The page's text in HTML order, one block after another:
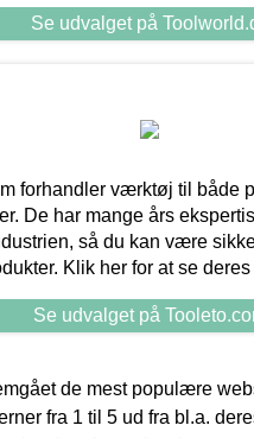
Se udvalget på
forhandler værktøj til både
De har mange års
så du kan være
Klik her for at se
Se udvalget på
de mest populære
fra 1 til 5 ud fra bl.a.